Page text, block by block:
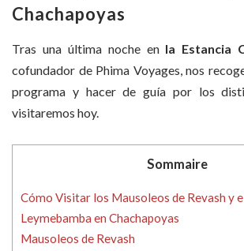
Chachapoyas
Tras una última noche en la Estancia
cofundador de Phima Voyages, nos
programa y hacer de guía por los
visitaremos hoy.
Sommaire
Cómo Visitar los Mausoleos de Revash y
Leymebamba en Chachapoyas
Mausoleos de Revash